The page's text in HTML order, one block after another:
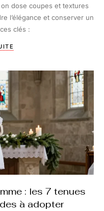
dose coupes et textures
l’élégance et conserver un
clés :
: les 7 tenues
à adopter